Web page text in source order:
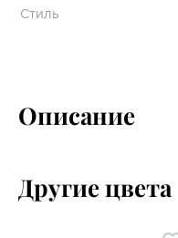
Стиль
Описание
Другие цвета